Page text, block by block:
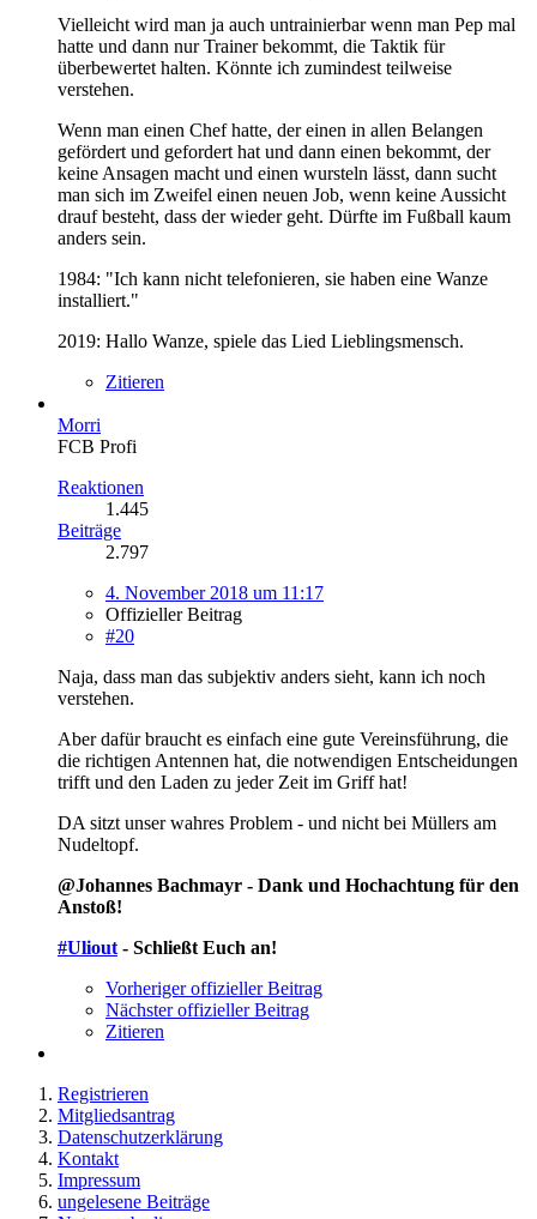
Vielleicht wird man ja auch untrainierbar wenn man Pep mal
hatte und dann nur Trainer bekommt, die Taktik für
überbewertet halten. Könnte ich zumindest teilweise
verstehen.
Wenn man einen Chef hatte, der einen in allen Belangen
gefördert und gefordert hat und dann einen bekommt, der
keine Ansagen macht und einen wursteln lässt, dann sucht
man sich im Zweifel einen neuen Job, wenn keine Aussicht
drauf besteht, dass der wieder geht. Dürfte im Fußball kaum
anders sein.
1984: "Ich kann nicht telefonieren, sie haben eine Wanze
installiert."
2019: Hallo Wanze, spiele das Lied Lieblingsmensch.
Zitieren
Morri
FCB Profi
Reaktionen
1.445
Beiträge
2.797
4. November 2018 um 11:17
Offizieller Beitrag
#20
Naja, dass man das subjektiv anders sieht, kann ich noch
verstehen.
Aber dafür braucht es einfach eine gute Vereinsführung, die
die richtigen Antennen hat, die notwendigen Entscheidungen
trifft und den Laden zu jeder Zeit im Griff hat!
DA sitzt unser wahres Problem - und nicht bei Müllers am
Nudeltopf.
@Johannes Bachmayr - Dank und Hochachtung für den
Anstoß!
#Uliout - Schließt Euch an!
Vorheriger offizieller Beitrag
Nächster offizieller Beitrag
Zitieren
Registrieren
Mitgliedsantrag
Datenschutzerklärung
Kontakt
Impressum
ungelesene Beiträge